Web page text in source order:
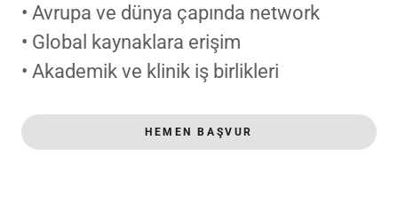
• Avrupa ve dünya çapında network
• Global kaynaklara erişim
• Akademik ve klinik iş birlikleri
HEMEN BAŞVUR